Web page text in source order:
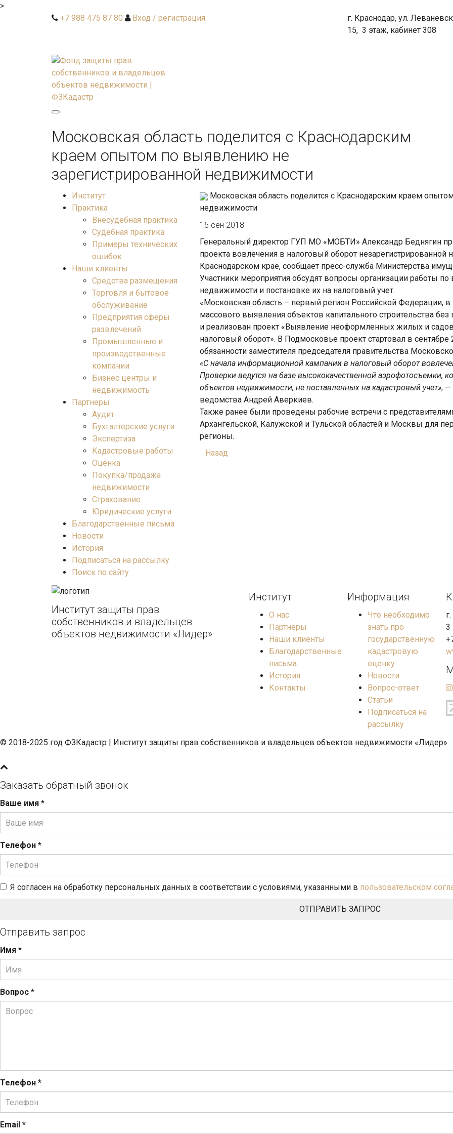
>
+7 988 475 87 80
Вход / регистрация
г. Краснодар, ул.
15, 3 этаж, кабинет 308
navigation
Московская область поделится с Краснодарским
краем опытом по выявлению не
зарегистрированной недвижимости
Институт
Практика
Внесудебная практика
Судебная практика
Примеры технических
ошибок
Наши клиенты
Средства размещения
Торговля и бытовое
обслуживание
Предприятия сферы
развлечений
Промышленные и
производственные
компании
Бизнес центры и
недвижимость
Партнеры
Аудит
Бухгалтерские услуги
Экспертиза
Кадастровые работы
Оценка
Покупка/продажа
недвижимости
Страхование
Юридические услуги
Благодарственные письма
Новости
История
Подписаться на рассылку
Поиск по сайту
Московская область поделится с Краснодарским краем
недвижимости
15 сен 2018
Генеральный директор ГУП МО «МОБТИ» Александр Беднягин
проекта вовлечения в налоговый оборот незарегистрированной
Краснодарском крае, сообщает пресс-служба Министерства
Участники мероприятия обсудят вопросы организации работы
недвижимости и постановке их на налоговый учет.
«Московская область – первый регион Российской Федерации, в
массового выявления объектов капитального строительства
и реализован проект «Выявление неоформленных жилых и
налоговый оборот». В Подмосковье проект стартовал в
обязанности заместителя председателя правительства
«С начала информационной кампании в налоговый оборот
Проверки ведутся на базе высококачественной аэрофотосъемки,
объектов недвижимости, не поставленных на кадастровый учет», —
ведомства Андрей Аверкиев.
Также ранее были проведены рабочие встречи с
Архангельской, Калужской и Тульской областей и Москвы для
регионы.
Назад
Институт защиты прав
собственников и владельцев
объектов недвижимости «Лидер»
Институт
О нас
Партнеры
Наши клиенты
Благодарственные
письма
История
Контакты
Информация
Что необходимо
знать про
государственную
кадастровую
оценку
Новости
Вопрос-ответ
Статьи
Подписаться на
рассылку
3
© 2018-2025 год ФЗКадастр | Институт защиты прав собственников и владельцев объектов недвижимости «Лидер»
Заказать обратный звонок
Ваше имя *
Телефон *
Я согласен на обработку персональных данных в соответствии с условиями, указанными в пользовательском
Отправить запрос
Имя *
Вопрос *
Телефон *
Email *